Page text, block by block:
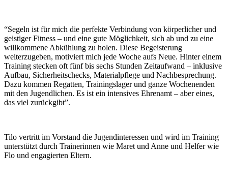
“Segeln ist für mich die perfekte Verbindung von körperlicher und
geistiger Fitness – und eine gute Möglichkeit, sich ab und zu eine
willkommene Abkühlung zu holen. Diese Begeisterung
weiterzugeben, motiviert mich jede Woche aufs Neue. Hinter einem
Training stecken oft fünf bis sechs Stunden Zeitaufwand – inklusive
Aufbau, Sicherheitschecks, Materialpflege und Nachbesprechung.
Dazu kommen Regatten, Trainingslager und ganze Wochenenden
mit den Jugendlichen. Es ist ein intensives Ehrenamt – aber eines,
das viel zurückgibt”.
Tilo vertritt im Vorstand die Jugendinteressen und wird im Training
unterstützt durch Trainerinnen wie Maret und Anne und Helfer wie
Flo und engagierten Eltern.